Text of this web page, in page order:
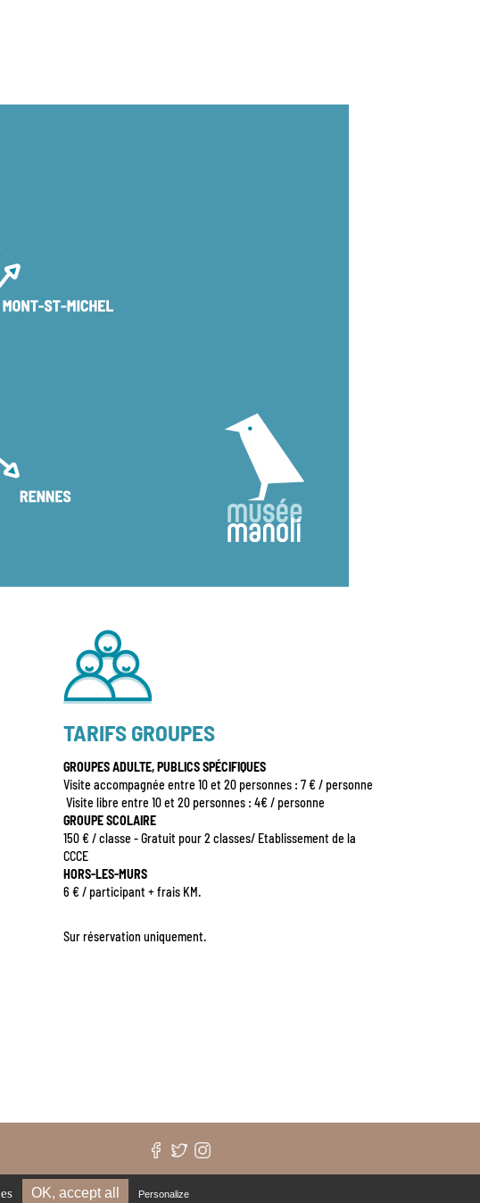
TARIFS GROUPES
GROUPES ADULTE, PUBLICS SPÉCIFIQUES
Visite accompagnée entre 10 et 20 personnes : 7 € / personne
Visite libre entre 10 et 20 personnes : 4€ / personne
GROUPE SCOLAIRE
150 € / classe - Gratuit pour 2 classes/ Etablissement de la
CCCE
HORS-LES-MURS
6 € / participant + frais KM.
Sur réservation uniquement.
OK, accept all Personalize